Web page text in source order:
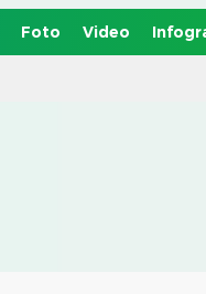
Foto Video